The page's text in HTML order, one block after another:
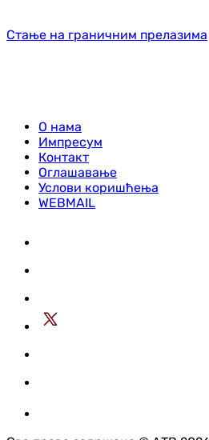
Стање на граничним прелазима
О нама
Импресум
Контакт
Оглашавање
Услови коришћења
WEBMAIL